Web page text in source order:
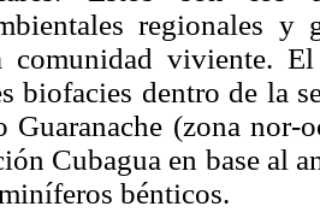
regionales y
comunidad viviente.
biofacies dentro de la
Guaranache (zona nor-
Cubagua en base al
bénticos.